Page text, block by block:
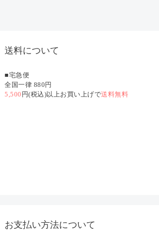
送料について
■宅急便
全国一律 880円
5,500 円(税込)以上お買い上げで送料無料
お支払い方法について